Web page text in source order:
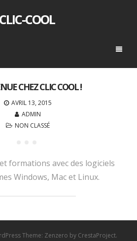
CLIC-COOL
CHEZ CLIC COOL !
AVRIL 13, 2015
ADMIN
NON CLASSÉ
formations avec des logiciels
Windows, Mac et Linux.
Theme: Zenzero by CrestaProject.